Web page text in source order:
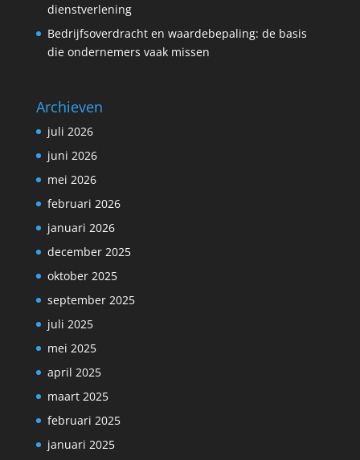
dienstverlening
Bedrijfsoverdracht en waardebepaling: de basis
die ondernemers vaak missen
Archieven
juli 2026
juni 2026
mei 2026
februari 2026
januari 2026
december 2025
oktober 2025
september 2025
juli 2025
mei 2025
april 2025
maart 2025
februari 2025
januari 2025